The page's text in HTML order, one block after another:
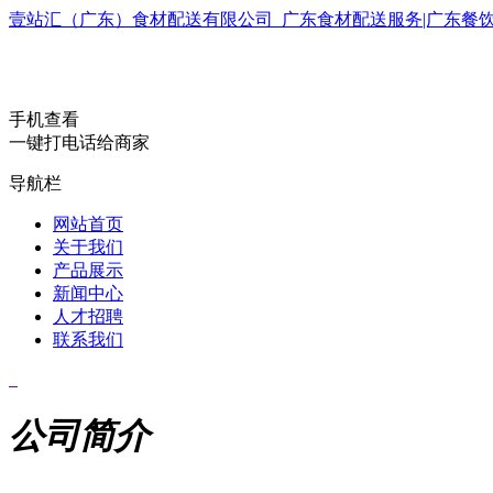
壹站汇（广东）食材配送有限公司_广东食材配送服务|广东餐
手机查看
一键打电话给商家
导航栏
网站首页
关于我们
产品展示
新闻中心
人才招聘
联系我们
公司简介